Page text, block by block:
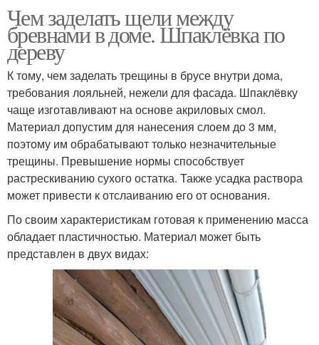
Чем заделать щели между
бревнами в доме. Шпаклёвка по
дереву
К тому, чем заделать трещины в брусе внутри дома,
требования лояльней, нежели для фасада. Шпаклёвку
чаще изготавливают на основе акриловых смол.
Материал допустим для нанесения слоем до 3 мм,
поэтому им обрабатывают только незначительные
трещины. Превышение нормы способствует
растрескиванию сухого остатка. Также усадка раствора
может привести к отслаиванию его от основания.
По своим характеристикам готовая к применению масса
обладает пластичностью. Материал может быть
представлен в двух видах: